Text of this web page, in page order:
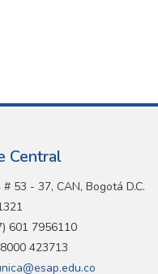
Central
53 - 37, CAN, Bogotá D.C.
601 7956110
423713